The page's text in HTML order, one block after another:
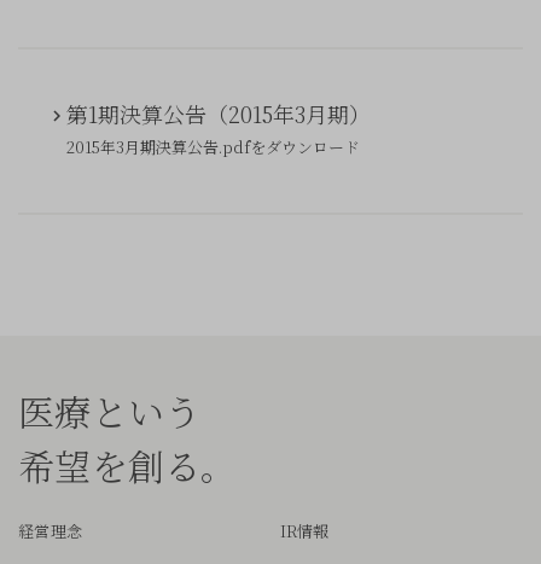
第1期決算公告（2015年3月期）
2015年3月期決算公告.pdfをダウンロード
医療という
希望を創る。
経営理念
IR情報